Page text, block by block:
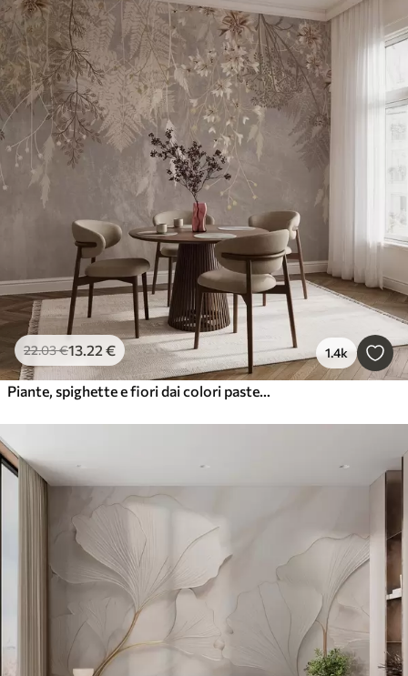
22.03€13.22 € 1.4k
Piante, spighette e fiori dai colori pastello marroni su uno sfondo nebuloso e strutturato